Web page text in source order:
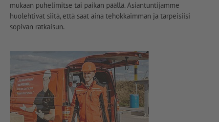
mukaan puhelimitse tai paikan päällä. Asiantuntijamme
huolehtivat siitä, että saat aina tehokkaimman ja tarpeisiisi
sopivan ratkaisun.